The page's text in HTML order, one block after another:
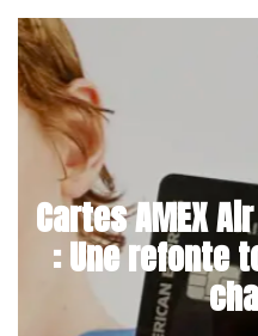
Cartes AMEX
: Une refonte